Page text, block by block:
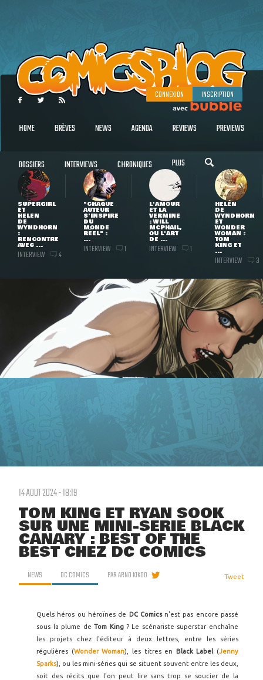
CONNEXION INSCRIPTION
HOME BRÈVES NEWS AGENDA REVIEWS PREVIEWS
DOSSIERS INTERVIEWS CHRONIQUES PLUS
SUPERGIRL
ET
HELEN
DE
WYNDHORN
:
RENCONTRE
AVEC ...
INTERVIEW 4
"CHAQUE
AUTEUR
S'INSPIRE
DU
MONDE
RÉEL" :
...
INTERVIEW 1
L'AMOUR
ET LA
VERMINE
: WILL
MCPHAIL,
OU L'ART
DE ...
INTERVIEW 1
HELEN
DE
WYNDHORN
ET
WONDER
WOMAN :
TOM
KING ET
...
INTERVIEW 3
14 AOUT 2024 - 18:19
TOM KING ET RYAN SOOK
SUR UNE MINI-SÉRIE BLACK
CANARY : BEST OF THE
BEST CHEZ DC COMICS
NEWS DC COMICS PARARNO KIKOO Tweet
Quels héros ou héroïnes de DC Comicsn'est pas encore passé
sous la plume deTom King ? Le scénariste superstar enchaîne
les projets chez l'éditeur à deux lettres, entre les séries
régulières (Wonder Woman), les titres en Black Label (Jenny
Sparks), ou les mini-séries qui se situent souvent entre les deux,
soit des récits que l'on peut lire sans trop se soucier de la